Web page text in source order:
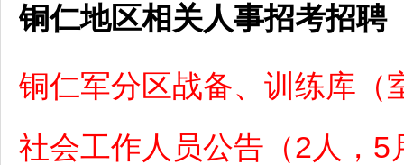
铜仁地区相关人事招考招聘
铜仁军分区战备、训练库（
社会工作人员公告（2人，5